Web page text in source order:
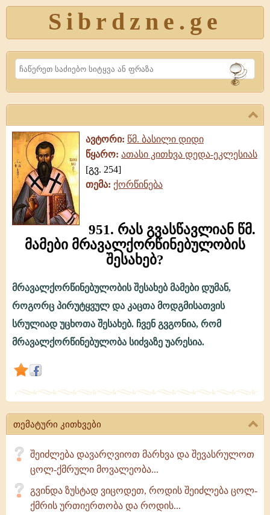
Sibrdzne.ge
Search
ავტორი: წმ. ბასილი დიდი
წყარო: ათასი კითხვა დედა-ეკლესიას
[გვ. 254]
თემა: ქორწინება
951. რას გვასწავლიან წმ.
მამები მრავალქორწინებულობის
შესახებ?
რას
გვასწავლიან
მამები
მრავალქორწინებულობის
შესახებ?
მრავალქორწინებულობის შესახებ მამები დუმან,
როგორც პირუტყვულ და კაცთა მოდგმისათვის
სრულიად უცხოთა შესახებ. ჩვენ გვგონია, რომ
მრავალქორწინებულობა სიძვაზე უარესია.
თემატური კითხვები
შეიძლება დავარღვიოთ მარხვა და შევასრულოთ
ცოლ-ქმრული მოვალეობა...
გვინდა ზუსტად ვიცოდეთ, როდის შეიძლება ცოლ-
ქმრის ურთიერთობა და როდის...